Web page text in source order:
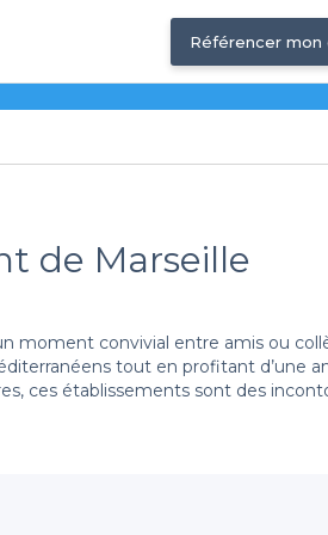
Référencer
de Marseille
moment convivial entre amis ou
tout en profitant d’une
ces établissements sont des
allié. Notre plateforme vous